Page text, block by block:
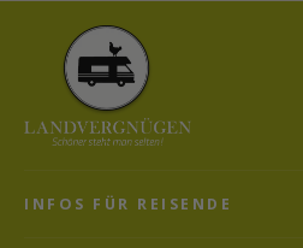
INFOS FÜR REISENDE